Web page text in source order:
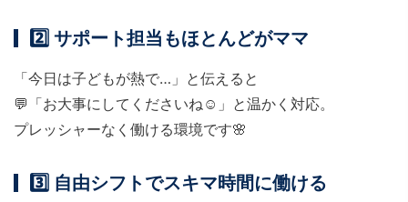
2️⃣ サポート担当もほとんどがママ
「今日は子どもが熱で…」と伝えると
💬「お大事にしてくださいね☺」と温かく対応。
プレッシャーなく働ける環境です🌸
3️⃣ 自由シフトでスキマ時間に働ける